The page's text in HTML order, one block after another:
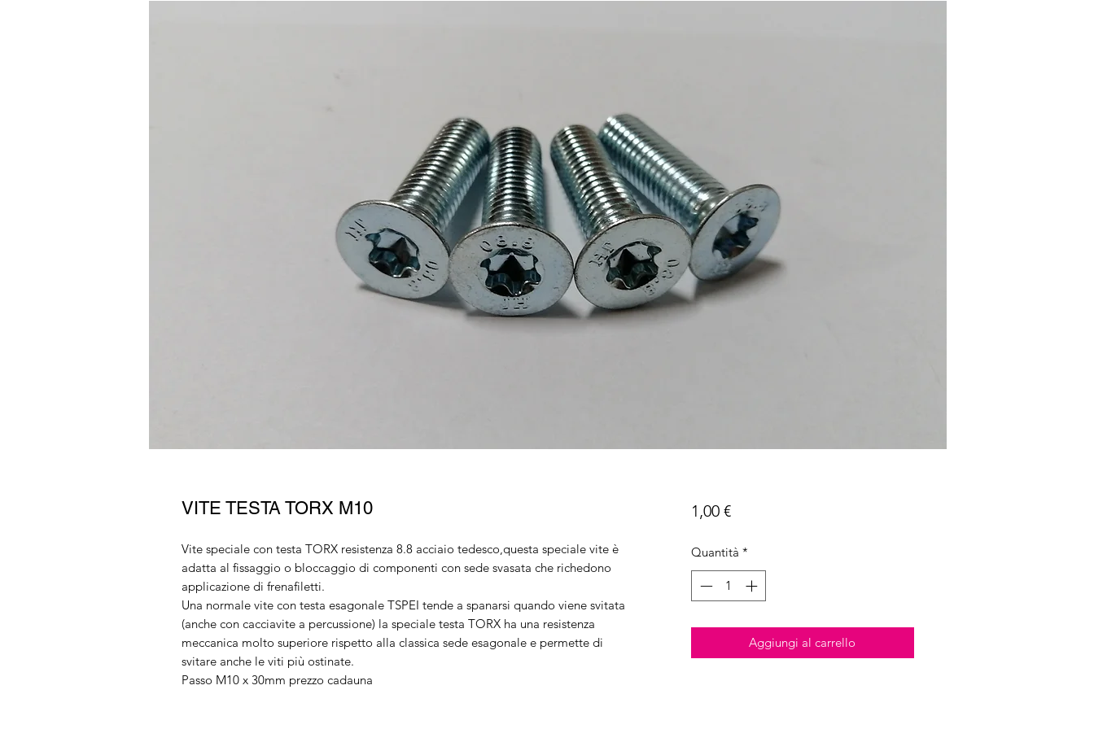
VITE TESTA TORX M10
Vite speciale con testa TORX resistenza 8.8 acciaio tedesco,questa speciale vite è
adatta al fissaggio o bloccaggio di componenti con sede svasata che richedono
applicazione di frenafiletti.
Una normale vite con testa esagonale TSPEI tende a spanarsi quando viene svitata
(anche con cacciavite a percussione) la speciale testa TORX ha una resistenza
meccanica molto superiore rispetto alla classica sede esagonale e permette di
svitare anche le viti più ostinate.
Passo M10 x 30mm prezzo cadauna
1,00 €Prezzo
Quantità *
Aggiungi al carrello